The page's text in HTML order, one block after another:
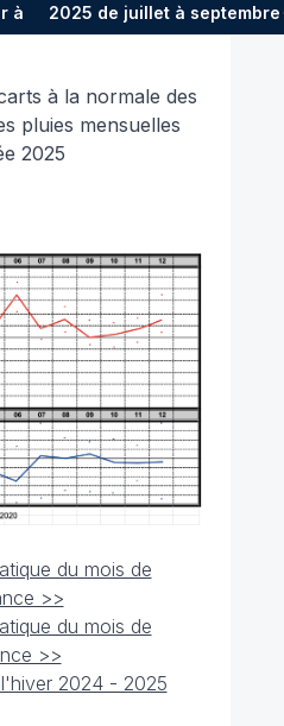
à mars2025 de juillet à septembre
à la normale des
pluies mensuelles
2025
du mois de
>>
du mois de
>>
2024 - 2025